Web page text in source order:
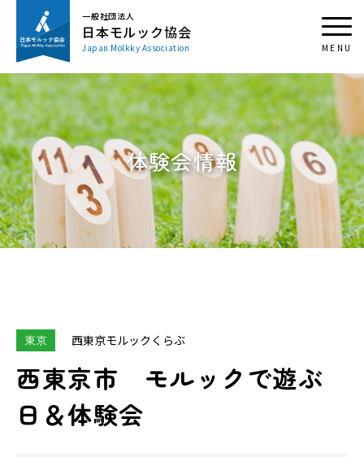
一般社団法人
日本モルック協会
Japan Mölkky Association
体験会情報
東京 ⻄東京モルックくらぶ
西東京市 モルックで遊ぶ
日＆体験会